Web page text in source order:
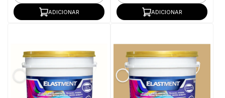
ADICIONAR ADICIONAR